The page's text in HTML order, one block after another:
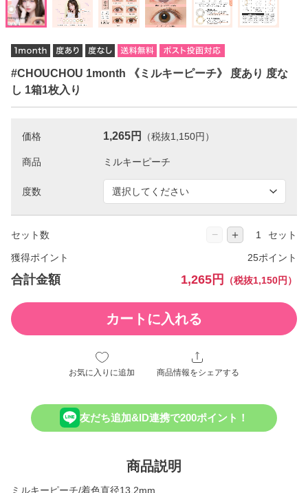
#CHOUCHOU 1month 《ミルキーピーチ》 度あり 度な
し 1箱1枚入り
価格 1,265円 （税抜1,150円）
商品
度数
セット数 − ＋ セット
獲得ポイント 25ポイント
合計金額 1,265円 （税抜1,150円）
カートに入れる
お気に入りに追加 商品情報をシェアする
友だち追加&ID連携で200ポイント！
商品説明
ミルキーピーチ/着色直径13.2mm